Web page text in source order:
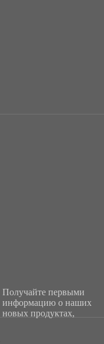
Получайте первыми
информацию о наших
новых продуктах,